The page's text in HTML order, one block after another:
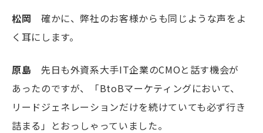
松岡 確かに、弊社のお客様からも同じような声をよ
く耳にします。
原島 先日も外資系大手IT企業のCMOと話す機会が
あったのですが、「BtoBマーケティングにおいて、
リードジェネレーションだけを続けていても必ず行き
詰まる」とおっしゃっていました。